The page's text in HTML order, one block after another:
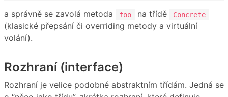
a správně se zavolá metoda foo na třídě Concrete
(klasické přepsání či overriding metody a virtuální
volání).
Rozhraní (interface)
Rozhraní je velice podobné abstraktním třídám. Jedná se